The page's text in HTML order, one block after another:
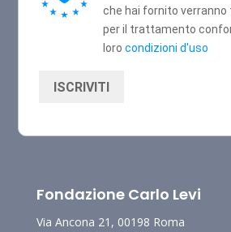
che hai fornito
per il trattamento
loro condizioni d'uso
ISCRIVITI
Fondazione Carlo Levi
Via Ancona 21, 00198 Roma